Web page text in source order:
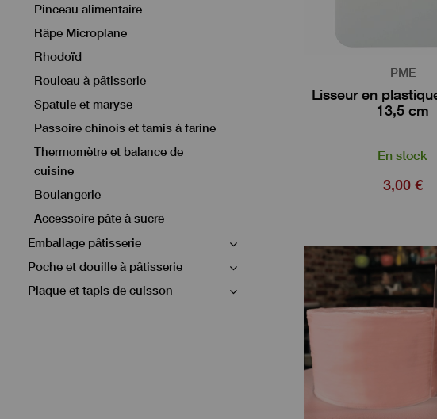
Pinceau alimentaire
Râpe Microplane
Rhodoïd
Rouleau à pâtisserie
Spatule et maryse
Passoire chinois et tamis à farine
Thermomètre et balance de
cuisine
Boulangerie
Accessoire pâte à sucre
Emballage pâtisserie
Poche et douille à pâtisserie
Plaque et tapis de cuisson
PME
Lisseur en
13,5 cm
En stock
3,00 €